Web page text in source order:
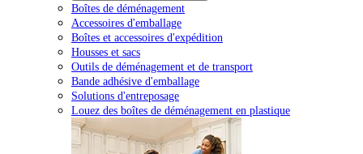
Boîtes de déménagement
Accessoires d'emballage
Boîtes et accessoires d'expédition
Housses et sacs
Outils de déménagement et de transport
Bande adhésive d'emballage
Solutions d'entreposage
Louez des boîtes de déménagement en plastique